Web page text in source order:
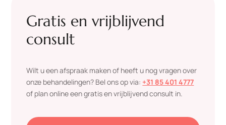
Gratis en vrijblijvend
consult
Wilt u een afspraak maken of heeft u nog vragen over
onze behandelingen? Bel ons op via: +31 85 401 4777
of plan online een gratis en vrijblijvend consult in.